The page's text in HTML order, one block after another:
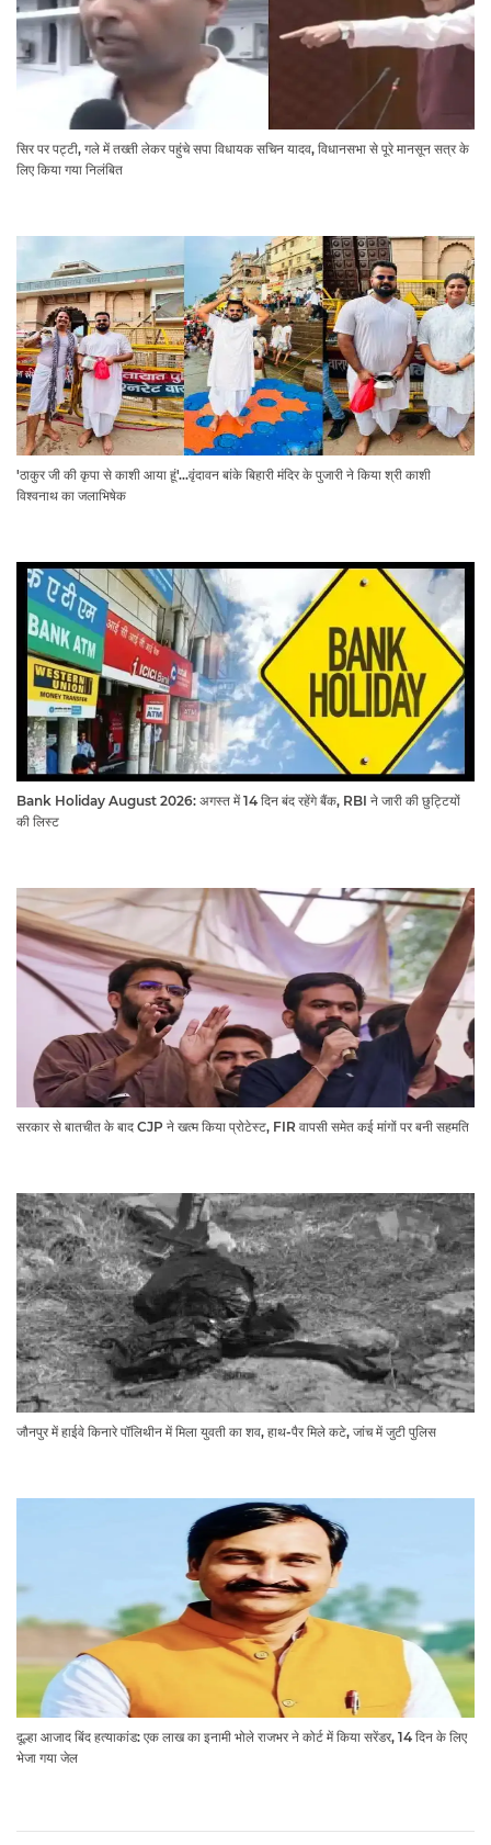
सिर पर पट्टी, गले में तख्ती लेकर पहुंचे सपा विधायक सचिन यादव, विधानसभा से पूरे मानसून सत्र के
लिए किया गया निलंबित
'ठाकुर जी की कृपा से काशी आया हूं'...वृंदावन बांके बिहारी मंदिर के पुजारी ने किया श्री काशी
विश्वनाथ का जलाभिषेक
Bank Holiday August 2026: अगस्त में 14 दिन बंद रहेंगे बैंक, RBI ने जारी की छुट्टियों
की लिस्ट​​​​​​​
सरकार से बातचीत के बाद CJP ने खत्म किया प्रोटेस्ट, FIR वापसी समेत कई मांगों पर बनी सहमति
जौनपुर में हाईवे किनारे पॉलिथीन में मिला युवती का शव, हाथ-पैर मिले कटे, जांच में जुटी पुलिस
दूल्हा आजाद बिंद हत्याकांड: एक लाख का इनामी भोले राजभर ने कोर्ट में किया सरेंडर, 14 दिन के लिए
भेजा गया जेल